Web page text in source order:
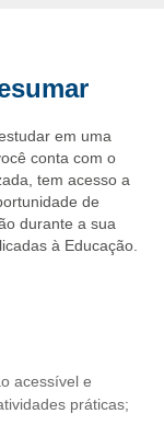
digitais e
jogos,
que tornem o
: Ofereça
sobre como
de forma eficaz.
e Ensino
cursos online e
e instituições
em empresas
em uma
conta com o
tem acesso a
de
durante a sua
à Educação.
acessível e
práticas;